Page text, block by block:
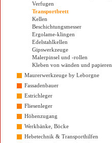
Verfugen
Transportbrett
Kellen
Beschichtungsmesser
Ergolame-klingen
Edelstahlkellen
Gipswerkzeuge
Malerpinsel und -rollen
Kleben von wänden und papieren
Maurerwerkzeuge by Leborgne
Fassadenbauer
Estrichleger
Fliesenleger
Höhenzugang
Werkbänke, Böcke
Hebetechnik & Transporthilfen